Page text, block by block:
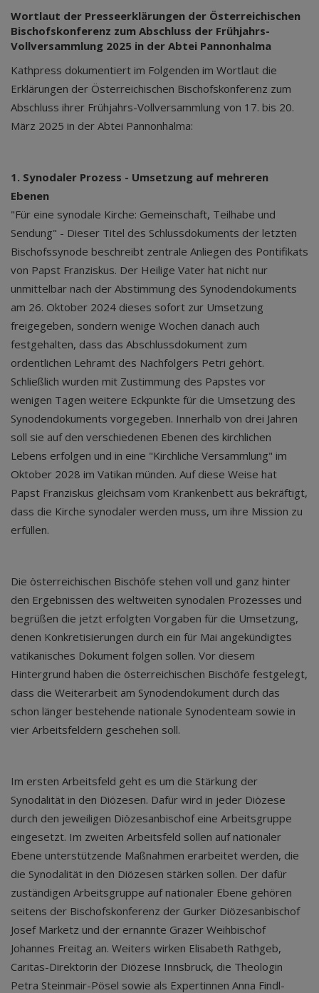
Wortlaut der Presseerklärungen der Österreichischen
Bischofskonferenz zum Abschluss der Frühjahrs-
Vollversammlung 2025 in der Abtei Pannonhalma
Kathpress dokumentiert im Folgenden im Wortlaut die
Erklärungen der Österreichischen Bischofskonferenz zum
Abschluss ihrer Frühjahrs-Vollversammlung von 17. bis 20.
März 2025 in der Abtei Pannonhalma:
1. Synodaler Prozess - Umsetzung auf mehreren
Ebenen
"Für eine synodale Kirche: Gemeinschaft, Teilhabe und
Sendung" - Dieser Titel des Schlussdokuments der letzten
Bischofssynode beschreibt zentrale Anliegen des Pontifikats
von Papst Franziskus. Der Heilige Vater hat nicht nur
unmittelbar nach der Abstimmung des Synodendokuments
am 26. Oktober 2024 dieses sofort zur Umsetzung
freigegeben, sondern wenige Wochen danach auch
festgehalten, dass das Abschlussdokument zum
ordentlichen Lehramt des Nachfolgers Petri gehört.
Schließlich wurden mit Zustimmung des Papstes vor
wenigen Tagen weitere Eckpunkte für die Umsetzung des
Synodendokuments vorgegeben. Innerhalb von drei Jahren
soll sie auf den verschiedenen Ebenen des kirchlichen
Lebens erfolgen und in eine "Kirchliche Versammlung" im
Oktober 2028 im Vatikan münden. Auf diese Weise hat
Papst Franziskus gleichsam vom Krankenbett aus bekräftigt,
dass die Kirche synodaler werden muss, um ihre Mission zu
erfüllen.
Die österreichischen Bischöfe stehen voll und ganz hinter
den Ergebnissen des weltweiten synodalen Prozesses und
begrüßen die jetzt erfolgten Vorgaben für die Umsetzung,
denen Konkretisierungen durch ein für Mai angekündigtes
vatikanisches Dokument folgen sollen. Vor diesem
Hintergrund haben die österreichischen Bischöfe festgelegt,
dass die Weiterarbeit am Synodendokument durch das
schon länger bestehende nationale Synodenteam sowie in
vier Arbeitsfeldern geschehen soll.
Im ersten Arbeitsfeld geht es um die Stärkung der
Synodalität in den Diözesen. Dafür wird in jeder Diözese
durch den jeweiligen Diözesanbischof eine Arbeitsgruppe
eingesetzt. Im zweiten Arbeitsfeld sollen auf nationaler
Ebene unterstützende Maßnahmen erarbeitet werden, die
die Synodalität in den Diözesen stärken sollen. Der dafür
zuständigen Arbeitsgruppe auf nationaler Ebene gehören
seitens der Bischofskonferenz der Gurker Diözesanbischof
Josef Marketz und der ernannte Grazer Weihbischof
Johannes Freitag an. Weiters wirken Elisabeth Rathgeb,
Caritas-Direktorin der Diözese Innsbruck, die Theologin
Petra Steinmair-Pösel sowie als Expertinnen Anna Findl-